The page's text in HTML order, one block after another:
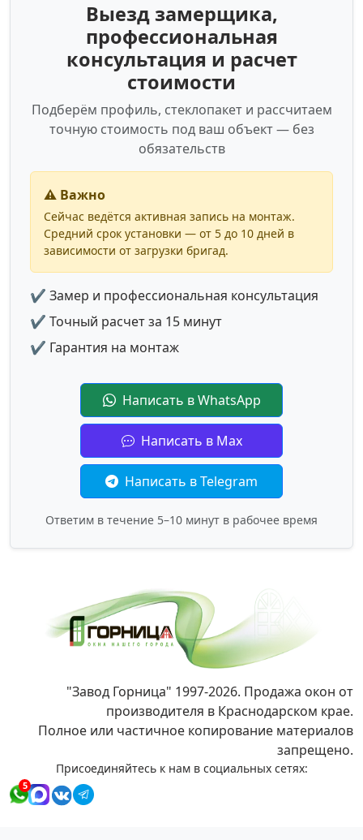
Выезд замерщика,
профессиональная
консультация и расчет
стоимости
Подберём профиль, стеклопакет и рассчитаем
точную стоимость под ваш объект — без
обязательств
⚠️ Важно
Сейчас ведётся активная запись на монтаж.
Средний срок установки — от 5 до 10 дней в
зависимости от загрузки бригад.
✔ Замер и профессиональная консультация
✔ Точный расчет за 15 минут
✔ Гарантия на монтаж
Написать в WhatsApp
Написать в Max
Написать в Telegram
Ответим в течение 5–10 минут в рабочее время
"Завод Горница" 1997-2026. Продажа окон от
производителя в Краснодарском крае.
Полное или частичное копирование материалов
запрещено.
Присоединяйтесь к нам в социальных сетях:
5